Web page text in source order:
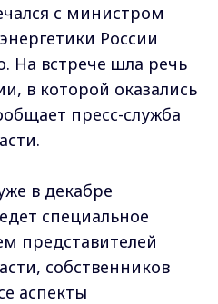
с министром
России
На встрече шла речь
в которой оказались
пресс-служба
в декабре
специальное
представителей
собственников
аспекты